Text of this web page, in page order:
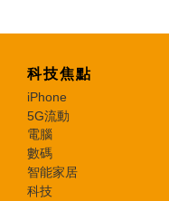
科技焦點
iPhone
5G流動
電腦
數碼
智能家居
科技